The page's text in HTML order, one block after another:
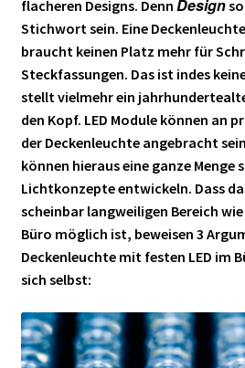
flacheren Designs. Denn Design
Stichwort sein. Eine
braucht keinen Platz mehr für
Steckfassungen. Das ist indes
stellt vielmehr ein
den Kopf. LED Module können an
der Deckenleuchte angebracht
können hieraus eine ganze Menge
Lichtkonzepte entwickeln. Dass
scheinbar langweiligen Bereich
Büro möglich ist, beweisen 3
Deckenleuchte mit festen LED im
sich selbst: